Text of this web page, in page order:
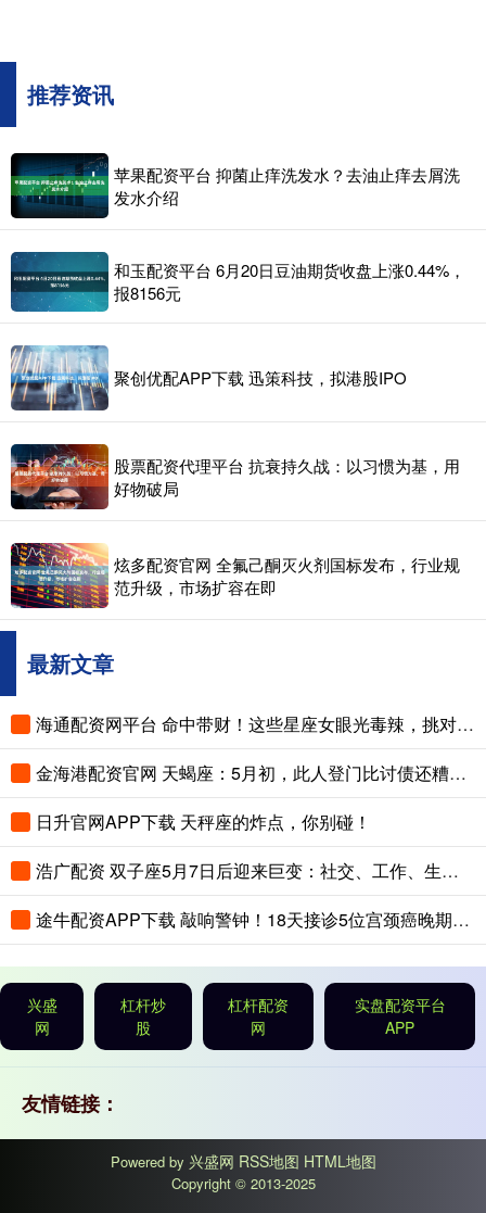
推荐资讯
苹果配资平台 抑菌止痒洗发水？去油止痒去屑洗
发水介绍
和玉配资平台 6月20日豆油期货收盘上涨0.44%，
报8156元
聚创优配APP下载 迅策科技，拟港股IPO
股票配资代理平台 抗衰持久战：以习惯为基，用
好物破局
炫多配资官网 全氟己酮灭火剂国标发布，行业规
范升级，市场扩容在即
最新文章
海通配资网平台 命中带财！这些星座女眼光毒辣，挑对象从不将就
金海港配资官网 天蝎座：5月初，此人登门比讨债还糟心，再窝火也得咬牙扛住
日升官网APP下载 天秤座的炸点，你别碰！
浩广配资 双子座5月7日后迎来巨变：社交、工作、生活全面升级，告别清净日子，大戏开演！
途牛配资APP下载 敲响警钟！18天接诊5位宫颈癌晚期患者，别让“不好意思”害了你
兴盛
网
杠杆炒
股
杠杆配资
网
实盘配资平台
APP
友情链接：
Powered by 兴盛网 RSS地图 HTML地图
Copyright © 2013-2025